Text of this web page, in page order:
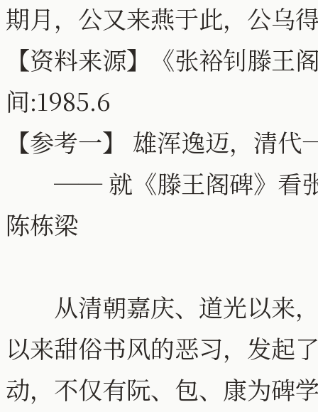
期月，公又来燕于此，公
【资料来源】《张裕钊滕王
间:1985.6
【参考一】 雄浑逸迈，清代
── 就《滕王阁碑》看张
陈栋梁
从清朝嘉庆、道光以来，
以来甜俗书风的恶习，发起
动，不仅有阮、包、康为碑